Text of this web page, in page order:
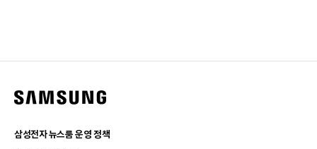
삼성전자 뉴스룸 운영 정책